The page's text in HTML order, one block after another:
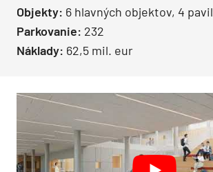
Objekty: 6 hlavných objektov, 4
Parkovanie: 232
Náklady: 62,5 mil. eur